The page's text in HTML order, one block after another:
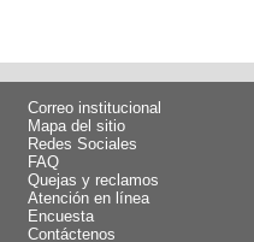
Correo institucional
Mapa del sitio
Redes Sociales
FAQ
Quejas y reclamos
Atención en línea
Encuesta
Contáctenos